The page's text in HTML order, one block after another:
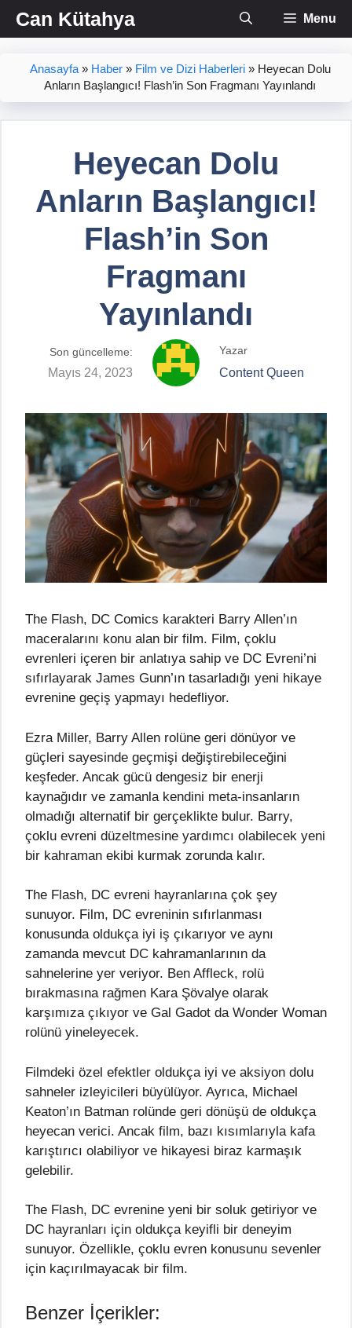
İçeriğe
atlaCan Kütahya Menu
Anasayfa» Haber» Film ve Dizi Haberleri» Heyecan Dolu
Anların Başlangıcı! Flash’in Son Fragmanı Yayınlandı
Heyecan Dolu
Anların Başlangıcı!
Flash’in Son
Fragmanı
Yayınlandı
Son güncelleme:
Mayıs 24, 2023
Yazar
Content Queen
The Flash, DC Comics karakteri Barry Allen’ın
maceralarını konu alan bir film. Film, çoklu
evrenleri içeren bir anlatıya sahip ve DC Evreni’ni
sıfırlayarak James Gunn’ın tasarladığı yeni hikaye
evrenine geçiş yapmayı hedefliyor.
Ezra Miller, Barry Allen rolüne geri dönüyor ve
güçleri sayesinde geçmişi değiştirebileceğini
keşfeder. Ancak gücü dengesiz bir enerji
kaynağıdır ve zamanla kendini meta-insanların
olmadığı alternatif bir gerçeklikte bulur. Barry,
çoklu evreni düzeltmesine yardımcı olabilecek yeni
bir kahraman ekibi kurmak zorunda kalır.
The Flash, DC evreni hayranlarına çok şey
sunuyor. Film, DC evreninin sıfırlanması
konusunda oldukça iyi iş çıkarıyor ve aynı
zamanda mevcut DC kahramanlarının da
sahnelerine yer veriyor. Ben Affleck, rolü
bırakmasına rağmen Kara Şövalye olarak
karşımıza çıkıyor ve Gal Gadot da Wonder Woman
rolünü yineleyecek.
Filmdeki özel efektler oldukça iyi ve aksiyon dolu
sahneler izleyicileri büyülüyor. Ayrıca, Michael
Keaton’ın Batman rolünde geri dönüşü de oldukça
heyecan verici. Ancak film, bazı kısımlarıyla kafa
karıştırıcı olabiliyor ve hikayesi biraz karmaşık
gelebilir.
The Flash, DC evrenine yeni bir soluk getiriyor ve
DC hayranları için oldukça keyifli bir deneyim
sunuyor. Özellikle, çoklu evren konusunu sevenler
için kaçırılmayacak bir film.
Benzer İçerikler: